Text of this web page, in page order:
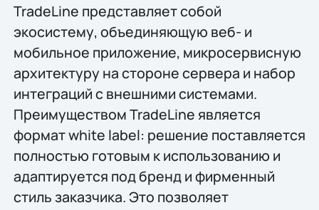
TradeLine представляет собой
экосистему, объединяющую веб- и
мобильное приложение, микросервисную
архитектуру на стороне сервера и набор
интеграций с внешними системами.
Преимуществом TradeLine является
формат white label: решение поставляется
полностью готовым к использованию и
адаптируется под бренд и фирменный
стиль заказчика. Это позволяет